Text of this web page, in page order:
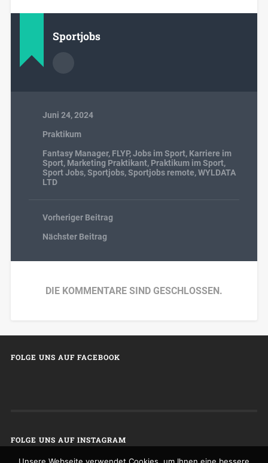
Sportjobs
Juni 24, 2024
Praktikum
Fantasy Manager, FLYP,Jobs im Sport, Karriere im
Sport, Marketing Praktikant, Praktikum im Sport,
Sport Jobs,Sportjobs,Sportjobs remote,WYLDATA
LTD
Vorheriger Beitrag
Nächster Beitrag
DIE KOMMENTARE SIND GESCHLOSSEN.
FOLGE UNS AUF FACEBOOK
FOLGE UNS AUF INSTAGRAM